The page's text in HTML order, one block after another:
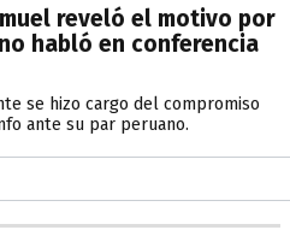
reveló el motivo por
habló en conferencia
se hizo cargo del compromiso
ante su par peruano.